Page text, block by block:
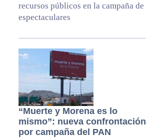
recursos públicos en la campaña de
espectaculares
“Muerte y Morena es lo
mismo”: nueva confrontación
por campaña del PAN